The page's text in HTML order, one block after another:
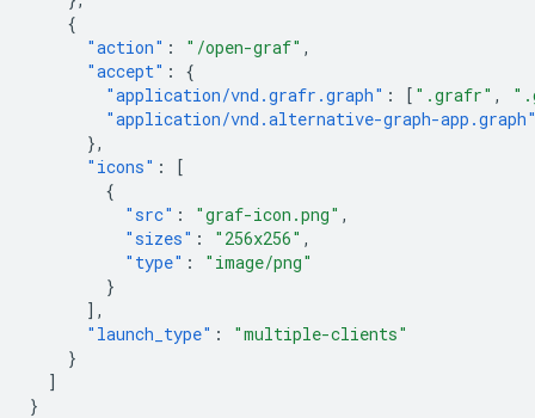
{
"action" : "/open-graf" ,
"accept" :
{
"application/vnd.grafr.graph" : [ ".grafr" ,
"application/vnd.alternative-graph-
},
"icons" :
[
{
"src" : "graf-icon.png" ,
"sizes" : "256x256" ,
"type" :
"image/png"
}
],
"launch_type" :
"multiple-clients"
}
]
}